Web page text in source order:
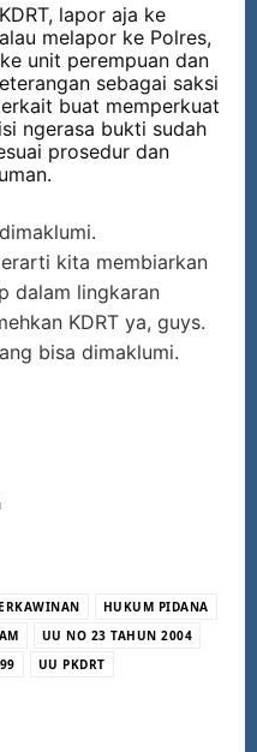
lapor aja ke
melapor ke Polres,
unit perempuan dan
sebagai saksi
buat memperkuat
ngerasa bukti sudah
prosedur dan
kita membiarkan
dalam lingkaran
KDRT ya, guys.
bisa dimaklumi.
HUKUM PIDANA
UU NO 23 TAHUN 2004
UU PKDRT